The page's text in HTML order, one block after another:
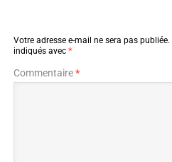
Votre adresse e-mail ne sera pas publiée.
indiqués avec *
Commentaire*